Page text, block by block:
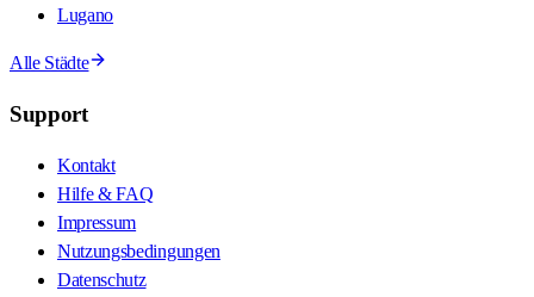
Lugano
Alle Städte
Support
Kontakt
Hilfe & FAQ
Impressum
Nutzungsbedingungen
Datenschutz